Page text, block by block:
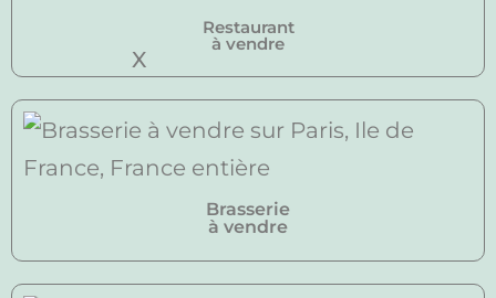
X
Restaurant
à vendre
Brasserie
à vendre